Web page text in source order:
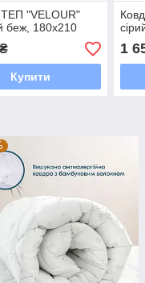
"VELOUR"
беж, 180x210
Купити
1